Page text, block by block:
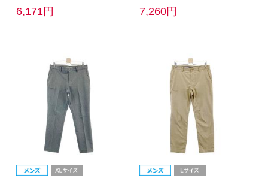
6,171円 7,260円